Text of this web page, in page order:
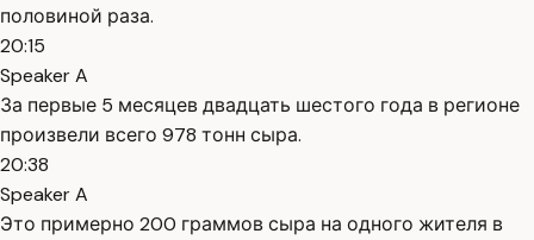
половиной раза.
20:15
Speaker A
За первые 5 месяцев двадцать шестого года в регионе
произвели всего 978 тонн сыра.
20:38
Speaker A
Это примерно 200 граммов сыра на одного жителя в